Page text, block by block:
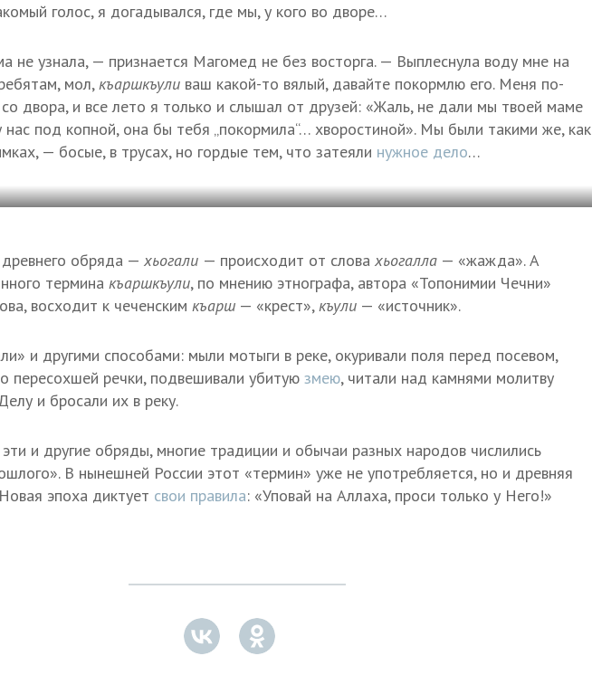
голос, я догадывался, где мы, у кого во дворе…
узнала, — признается Магомед не без восторга. — Выплеснула воду мне на
мол,къаршкъули ваш какой-то вялый, давайте покормлю его. Меня по-
двора, и все лето я только и слышал от друзей: «Жаль, не дали мы твоей маме
нас под копной, она бы тебя „покормила“… хворостиной». Мы были такими же, как
— босые, в трусах, но гордые тем, что затеяли нужное дело…
древнего обряда — хьогали — происходит от слова хьогалла — «жажда». А
термина къаршкъули, по мнению этнографа, автора «Топонимии Чечни»
восходит к чеченским къарш — «крест»,къули — «источник».
и другими способами: мыли мотыги в реке, окуривали поля перед посевом,
пересохшей речки, подвешивали убитую змею, читали над камнями молитву
и бросали их в реку.
и другие обряды, многие традиции и обычаи разных народов числились
В нынешней России этот «термин» уже не употребляется, но и древняя
эпоха диктует свои правила: «Уповай на Аллаха, проси только у Него!»